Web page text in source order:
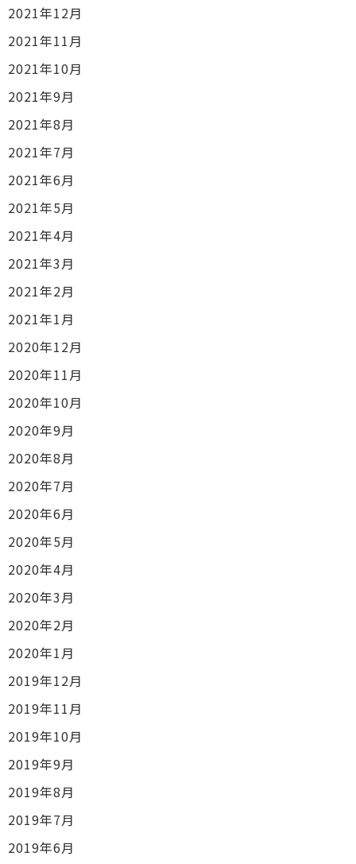
2021年12月
2021年11月
2021年10月
2021年9月
2021年8月
2021年7月
2021年6月
2021年5月
2021年4月
2021年3月
2021年2月
2021年1月
2020年12月
2020年11月
2020年10月
2020年9月
2020年8月
2020年7月
2020年6月
2020年5月
2020年4月
2020年3月
2020年2月
2020年1月
2019年12月
2019年11月
2019年10月
2019年9月
2019年8月
2019年7月
2019年6月